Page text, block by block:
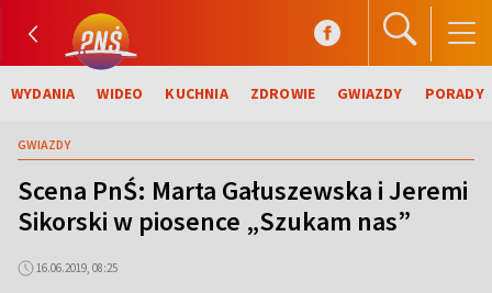
WYDANIA WIDEO KUCHNIA ZDROWIE GWIAZDY PORADY
GWIAZDY
Scena PnŚ: Marta Gałuszewska i Jeremi
Sikorski w piosence „Szukam nas”
16.06.2019, 08:25